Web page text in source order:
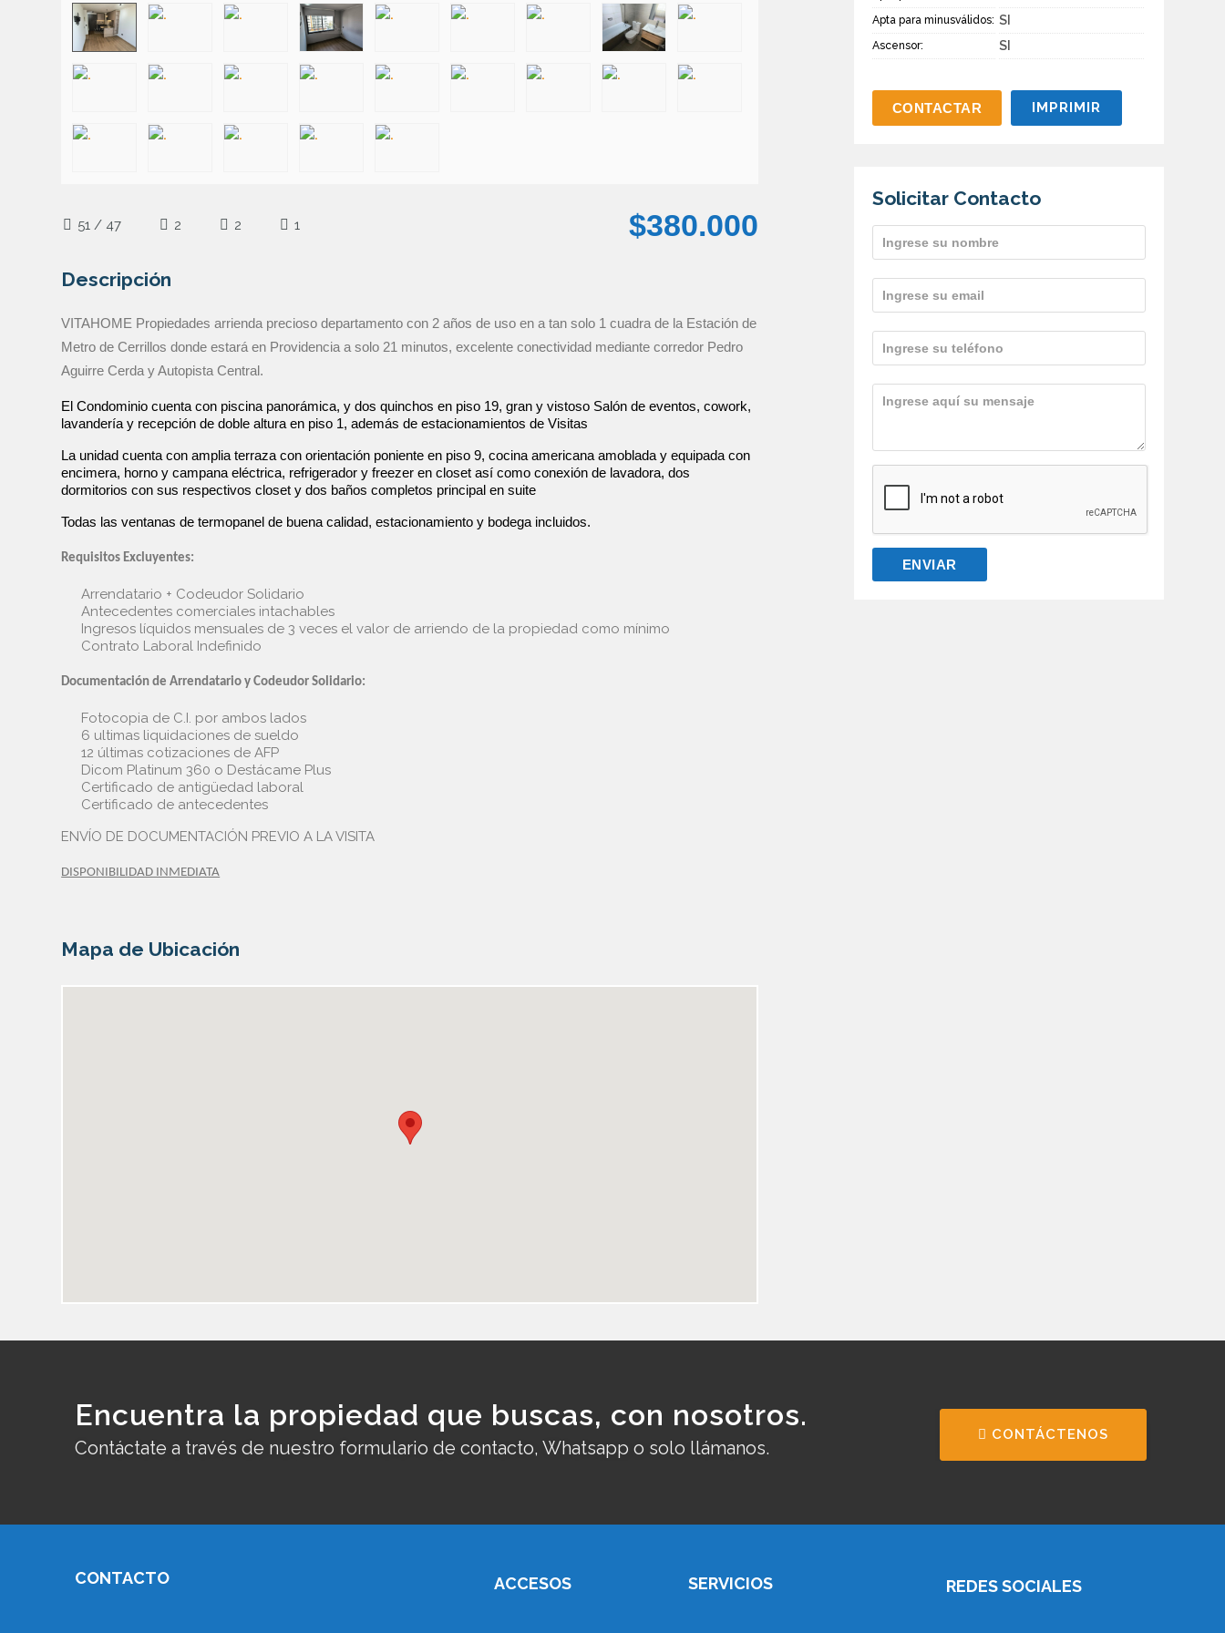
51 / 47 2 2 1 $380.000
Descripción
VITAHOME Propiedades arrienda precioso departamento con 2 años de uso en a tan solo 1 cuadra de la Estación de
Metro de Cerrillos donde estará en Providencia a solo 21 minutos, excelente conectividad mediante corredor Pedro
Aguirre Cerda y Autopista Central.
El Condominio cuenta con piscina panorámica, y dos quinchos en piso 19, gran y vistoso Salón de eventos, cowork,
lavandería y recepción de doble altura en piso 1, además de estacionamientos de Visitas
La unidad cuenta con amplia terraza con orientación poniente en piso 9, cocina americana amoblada y equipada con
encimera, horno y campana eléctrica, refrigerador y freezer en closet así como conexión de lavadora, dos
dormitorios con sus respectivos closet y dos baños completos principal en suite
Todas las ventanas de termopanel de buena calidad, estacionamiento y bodega incluidos.
Requisitos Excluyentes:
Arrendatario + Codeudor Solidario
Antecedentes comerciales intachables
Ingresos líquidos mensuales de 3 veces el valor de arriendo de la propiedad como mínimo
Contrato Laboral Indefinido
Documentación de Arrendatario y Codeudor Solidario:
Fotocopia de C.I. por ambos lados
6 ultimas liquidaciones de sueldo
12 últimas cotizaciones de AFP
Dicom Platinum 360 o Destácame Plus
Certificado de antigüedad laboral
Certificado de antecedentes
ENVÍO DE DOCUMENTACIÓN PREVIO A LA VISITA
DISPONIBILIDAD INMEDIATA
Mapa de Ubicación
Apta para minusválidos: SI
Ascensor: SI
IMPRIMIR
Solicitar Contacto
Encuentra la propiedad que buscas, con nosotros.
Contáctate a través de nuestro formulario de contacto, Whatsapp o solo llámanos.
CONTÁCTENOS
CONTACTO ACCESOS SERVICIOS REDES SOCIALES